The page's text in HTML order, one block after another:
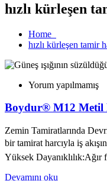
hızlı kürleşen
Home
hızlı kürleşen tamir
Yorum yapılmamış
Boydur® M12 Metil
Zemin Tamiratlarında
bir tamirat harcıyla iş
Yüksek
Devamını oku